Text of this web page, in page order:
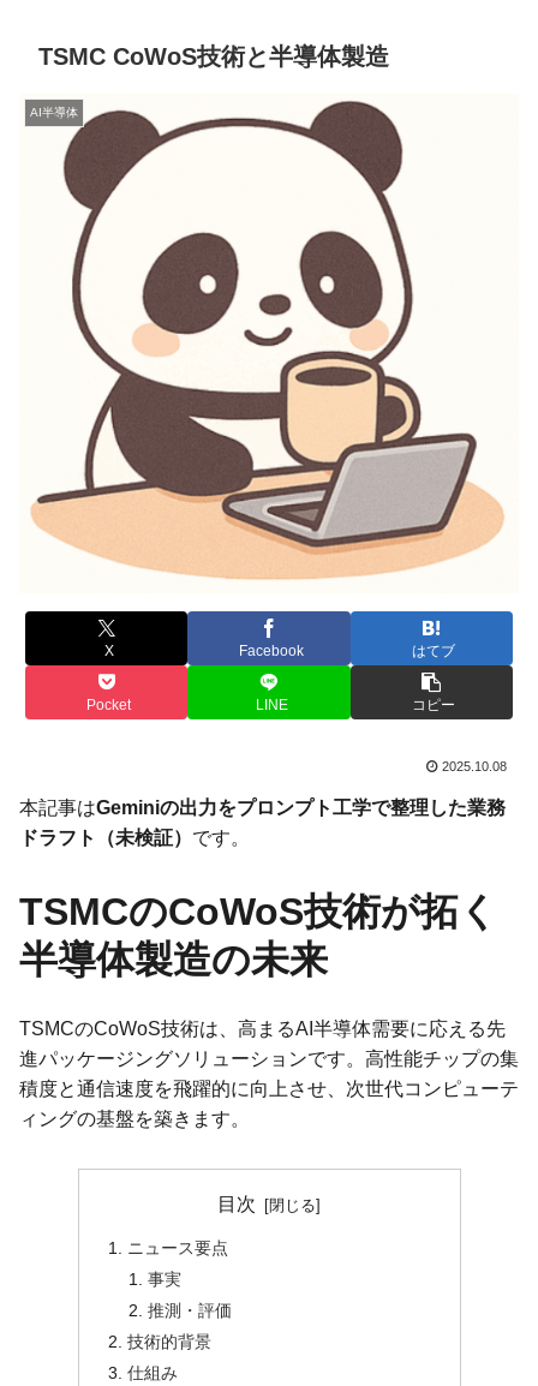
TSMC CoWoS技術と半導体製造
AI半導体
X Facebook はてブ
Pocket LINE コピー
2025.10.08
本記事はGeminiの出力をプロンプト工学で整理した業務
ドラフト（未検証） です。
TSMCのCoWoS技術が拓く
半導体製造の未来
TSMCのCoWoS技術は、高まるAI半導体需要に応える先
進パッケージングソリューションです。高性能チップの集
積度と通信速度を飛躍的に向上させ、次世代コンピューテ
ィングの基盤を築きます。
目次
ニュース要点
事実
推測・評価
技術的背景
仕組み